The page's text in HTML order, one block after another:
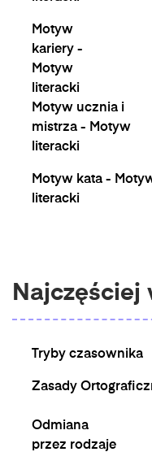
Motyw
kariery -
Motyw
literacki
Motyw ucznia i
mistrza - Motyw
literacki
Motyw kata -
literacki
Najczęściej
Tryby czasownika
Zasady
Odmiana
przez rodzaje